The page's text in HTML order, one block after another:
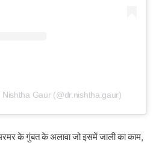
Nishtha Gaur (@dr.nishtha.gaur)
के गुंबत के अलावा जो इसमें जाली का काम,